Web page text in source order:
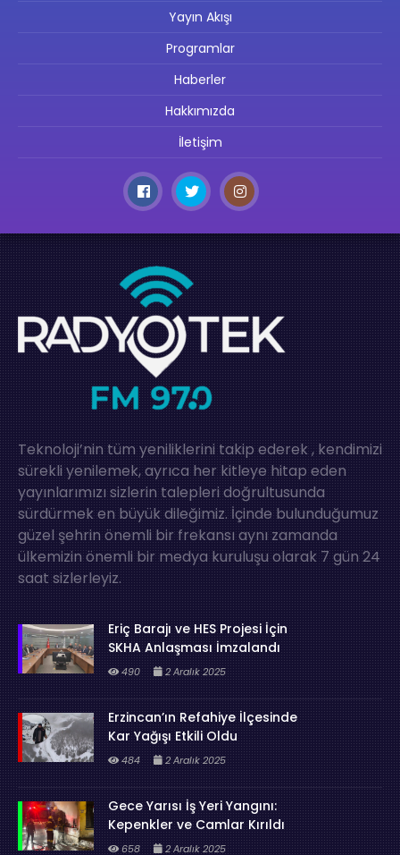
Yayın Akışı
Programlar
Haberler
Hakkımızda
İletişim
Teknoloji’nin tüm yeniliklerini takip ederek , kendimizi
sürekli yenilemek, ayrıca her kitleye hitap eden
yayınlarımızı sizlerin talepleri doğrultusunda
sürdürmek en büyük dileğimiz. İçinde bulunduğumuz
güzel şehrin önemli bir frekansı aynı zamanda
ülkemizin önemli bir medya kuruluşu olarak 7 gün 24
saat sizlerleyiz.
Eriç Barajı ve HES Projesi İçin
SKHA Anlaşması İmzalandı
490 2 Aralık 2025
Erzincan’ın Refahiye İlçesinde
Kar Yağışı Etkili Oldu
484 2 Aralık 2025
Gece Yarısı İş Yeri Yangını:
Kepenkler ve Camlar Kırıldı
658 2 Aralık 2025